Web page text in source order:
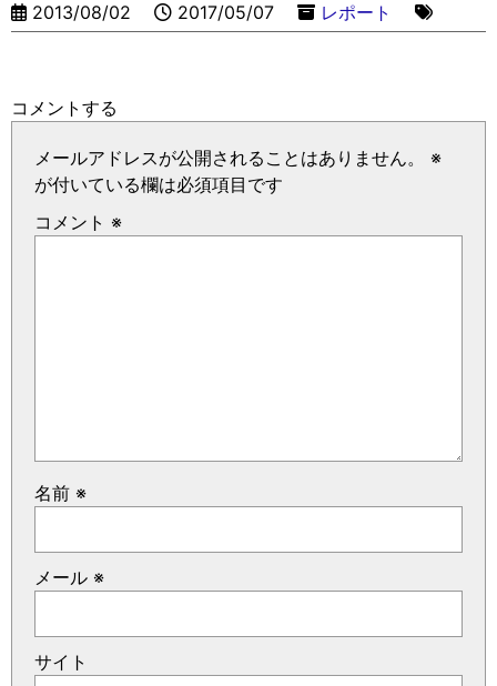
2013/08/02 2017/05/07 レポート
コメントする
メールアドレスが公開されることはありません。
※
が付いている欄は必須項目です
コメント ※
名前 ※
メール ※
サイト